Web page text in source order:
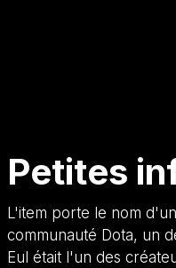
Petites
L'item porte le nom
communauté Dota, un
Eul était l'un des